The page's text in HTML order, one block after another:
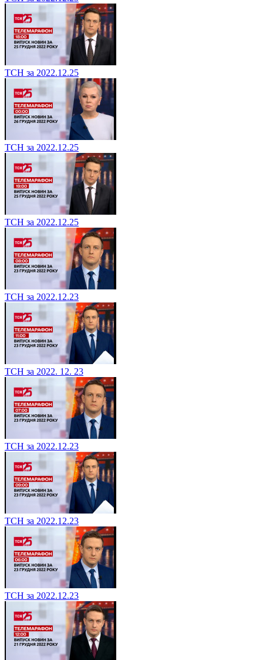
ТСН за 2022.12.25
ТСН за 2022.12.25
ТСН за 2022.12.25
ТСН за 2022.12.23
ТСН за 2022. 12. 23
ТСН за 2022.12.23
ТСН за 2022.12.23
ТСН за 2022.12.23